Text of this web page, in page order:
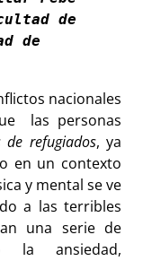
de
de
nacionales
las personas
de refugiados, ya
en un contexto
y mental se ve
a las terribles
una serie de
la ansiedad,